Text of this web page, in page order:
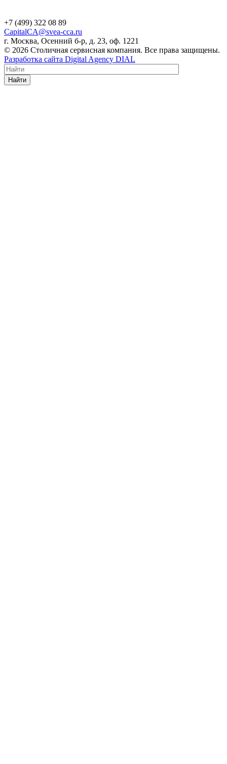
+7 (499) 322 08 89
CapitalCA@svea-cca.ru
г. Москва, Осенний б-р, д. 23, оф. 1221
© 2026 Столичная сервисная компания. Все права защищены.
Разработка сайта Digital Agency DIAL
Найти